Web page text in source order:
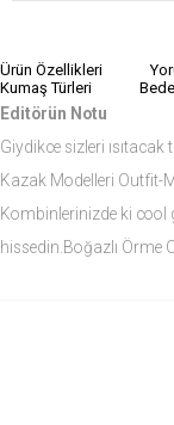
Ürün Özellikleri
Kumaş Türleri
Editörün Notu
Giydikce sizleri
Kazak Modelleri Outfit-
Kombinlerinizde ki
hissedin.Boğazlı Örme
Manken Bedenleri